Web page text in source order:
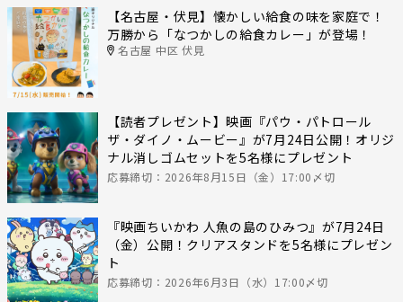
【名古屋・伏見】懐かしい給食の味を家庭で！
万勝から「なつかしの給食カレー」が登場！
名古屋 中区 伏見
【読者プレゼント】映画『パウ・パトロール
ザ・ダイノ・ムービー』が7月24日公開！オリジ
ナル消しゴムセットを5名様にプレゼント
応募締切：2026年8月15日（金）17:00〆切
『映画ちいかわ 人魚の島のひみつ』が7月24日
（金）公開！クリアスタンドを5名様にプレゼン
ト
応募締切：2026年6月3日（水）17:00〆切